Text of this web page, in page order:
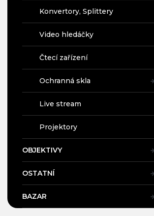
Konvertory, Splittery
Video hledáčky
Čtecí zařízení
Ochranná skla
Live stream
Projektory
OBJEKTIVY
OSTATNÍ
BAZAR